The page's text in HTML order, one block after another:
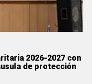
2026-2027 con
de protección